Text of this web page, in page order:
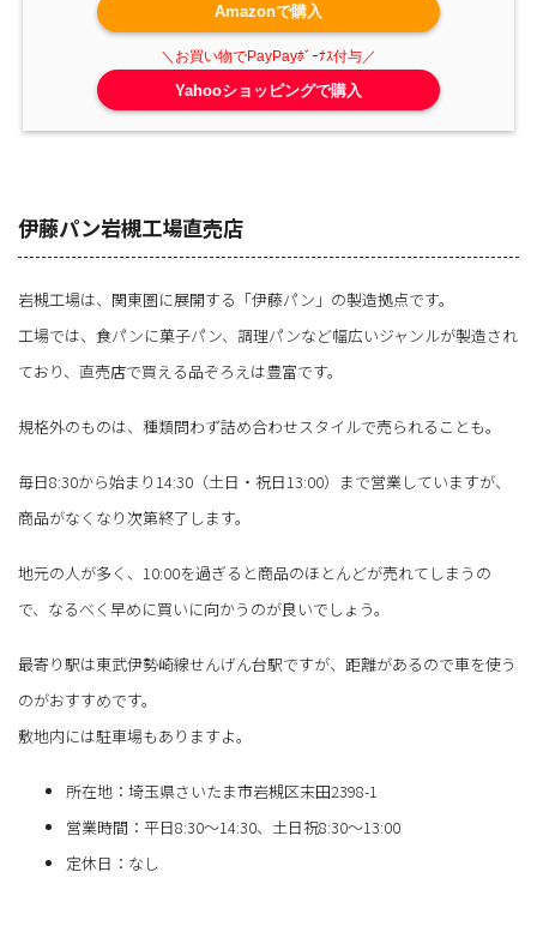
Amazonで購入
Yahooショッピングで購入
伊藤パン岩槻工場直売店
岩槻工場は、関東圏に展開する「伊藤パン」の製造拠点です。
工場では、食パンに菓子パン、調理パンなど幅広いジャンルが製造され
ており、直売店で買える品ぞろえは豊富です。
規格外のものは、種類問わず詰め合わせスタイルで売られることも。
毎日8:30から始まり14:30（土日・祝日13:00）まで営業していますが、
商品がなくなり次第終了します。
地元の人が多く、10:00を過ぎると商品のほとんどが売れてしまうの
で、なるべく早めに買いに向かうのが良いでしょう。
最寄り駅は東武伊勢崎線せんげん台駅ですが、距離があるので車を使う
のがおすすめです。
敷地内には駐車場もありますよ。
所在地：埼玉県さいたま市岩槻区末田2398-1
営業時間：平日8:30～14:30、土日祝8:30～13:00
定休日：なし